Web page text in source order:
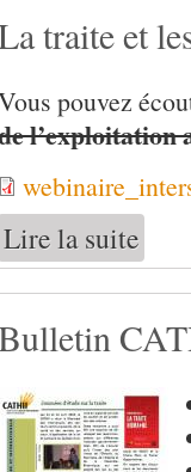
traite et
pouvez
l’exploitation
Lire la suite